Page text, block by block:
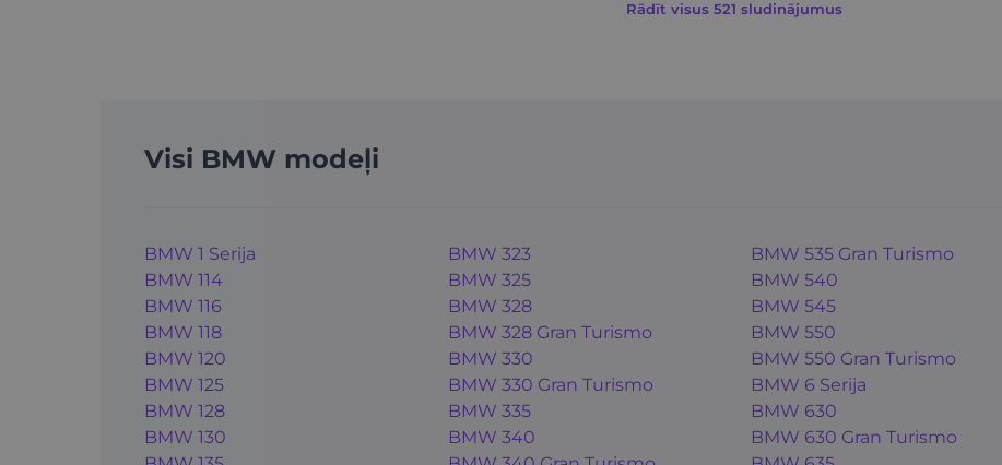
Rādīt visus 521 sludinājumus
Visi BMW modeļi
BMW 1 Serija
BMW 114
BMW 116
BMW 118
BMW 120
BMW 125
BMW 128
BMW 130
BMW 323
BMW 325
BMW 328
BMW 328 Gran Turismo
BMW 330
BMW 330 Gran Turismo
BMW 335
BMW 340
BMW 535 Gran Turismo
BMW 540
BMW 545
BMW 550
BMW 550 Gran Turismo
BMW 6 Serija
BMW 630
BMW 630 Gran Turismo